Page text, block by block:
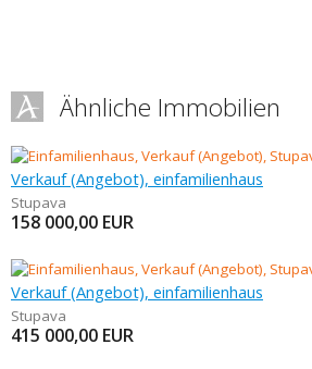
Ähnliche Immobilien
Verkauf (Angebot), einfamilienhaus
Stupava
158 000,00 EUR
Verkauf (Angebot), einfamilienhaus
Stupava
415 000,00 EUR